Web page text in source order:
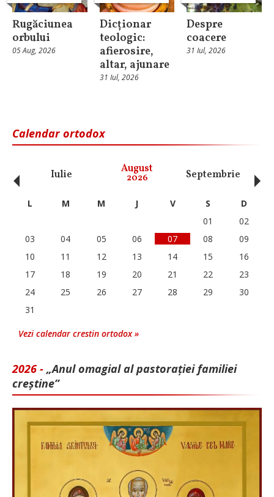
Rugăciunea
orbului
05 Aug, 2026
Dicționar
teologic:
afierosire,
altar, ajunare
31 Iul, 2026
Despre
coacere
31 Iul, 2026
Calendar ortodox
Iulie August
2026 Septembrie
‹ L M M J V S
D
01
02
03
04 05 06 07 08
09
10
11 12 13 14 15
16
17
18 19 20 21 22
23
24
25 26 27 28 29
30
31
Vezi calendar crestin ortodox »
2026 - „Anul omagial al pastorației familiei
creștine”